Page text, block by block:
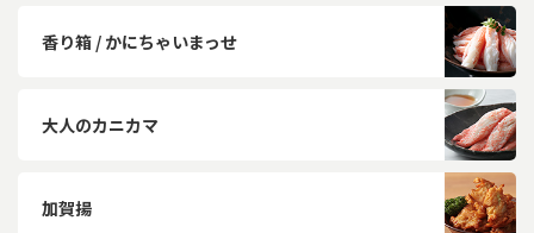
香り箱 / かにちゃいまっせ
大人のカニカマ
加賀揚